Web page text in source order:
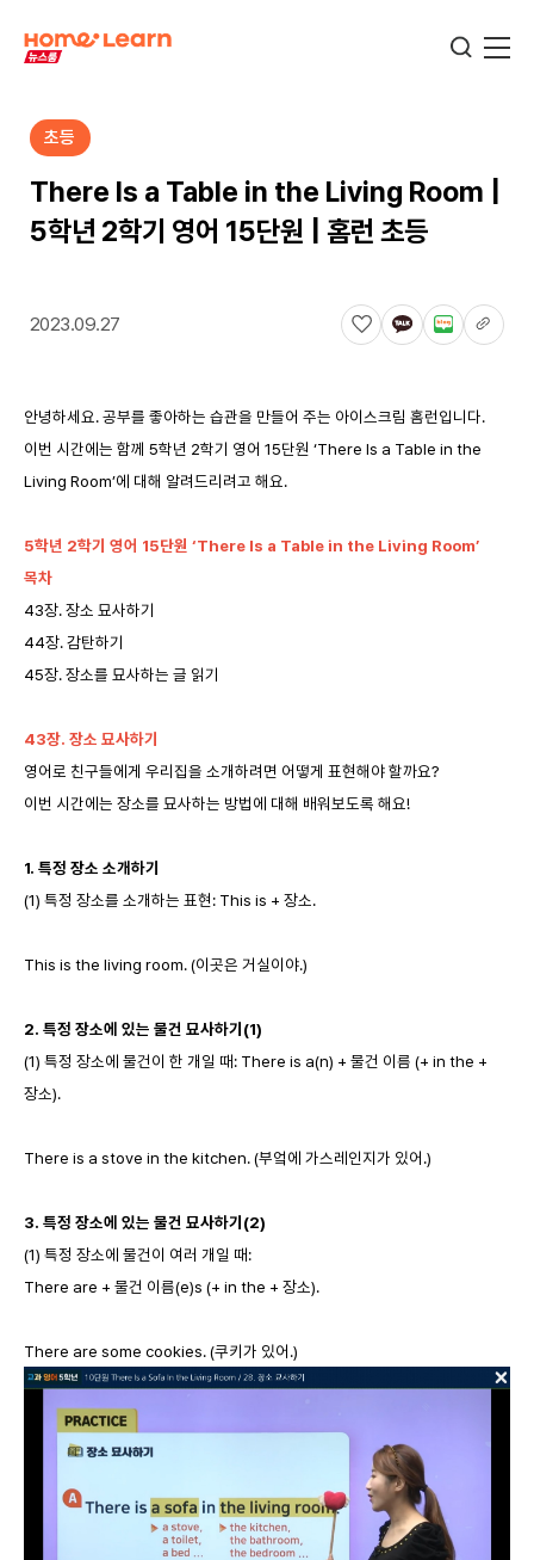
기업뉴스
서비스뉴스
교육정보
학습정보
초등
There Is a Table in the Living Room |
5학년 2학기 영어 15단원 | 홈런 초등
2023.09.27
안녕하세요. 공부를 좋아하는 습관을 만들어 주는 아이스크림 홈런입니다.
이번 시간에는 함께 5학년 2학기 영어 15단원 ‘There Is a Table in the
Living Room’에 대해 알려드리려고 해요.
5학년 2학기 영어 15단원 ‘There Is a Table in the Living Room’
목차
43장. 장소 묘사하기
44장.감탄하기
45장.장소를 묘사하는 글 읽기
43장. 장소 묘사하기
영어로 친구들에게 우리집을 소개하려면 어떻게 표현해야 할까요?
이번 시간에는 장소를 묘사하는 방법에 대해 배워보도록 해요!
1. 특정 장소 소개하기
(1) 특정 장소를 소개하는 표현: This is + 장소.
This is the living room. (이곳은 거실이야.)
2. 특정 장소에 있는 물건 묘사하기(1)
(1) 특정 장소에 물건이 한 개일 때: There is a(n) + 물건 이름 (+ in the +
장소).
There is a stove in the kitchen. (부엌에 가스레인지가 있어.)
3. 특정 장소에 있는 물건 묘사하기(2)
(1) 특정 장소에 물건이 여러 개일 때:
There are + 물건 이름(e)s (+ in the + 장소).
There are some cookies. (쿠키가 있어.)